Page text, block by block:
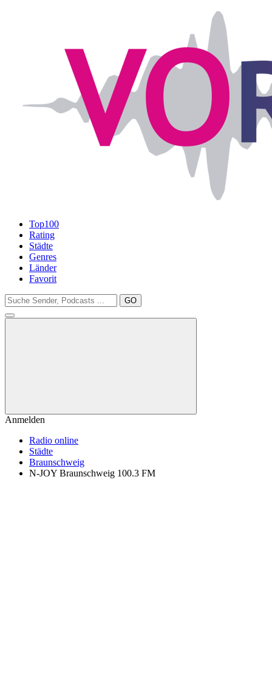
Top100
Rating
Städte
Genres
Länder
Favorit
GO
Anmelden
Radio online
Städte
Braunschweig
N-JOY Braunschweig 100.3 FM